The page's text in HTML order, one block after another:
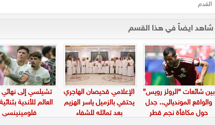
القدم
شاهد ايضاً في هذا القسم
بين شائعات “الرولز رويس”
والواقع المونديالي.. جدل
حول مكافأة نجم قطر
الإعلامي قحيصان الهاجري
يحتفي بالزميل ياسر الهزيم
بعد تماثله للشفاء
تشيلسي إلى
العالم للأندية
فلومينينسي